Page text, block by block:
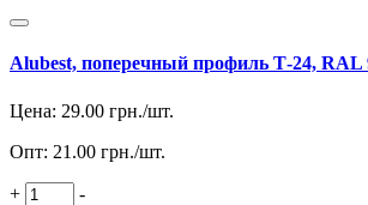
Alubest, поперечный профиль Т-24, RAL
Цена: 29.00 грн./шт.
Опт: 21.00 грн./шт.
+ -